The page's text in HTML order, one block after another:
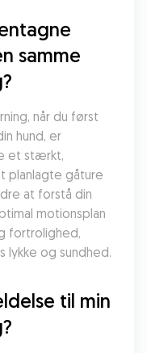
samme
når du først
hund, er
et stærkt,
planlagte gåture
at forstå din
motionsplan
fortrolighed,
lykke og sundhed.
til min